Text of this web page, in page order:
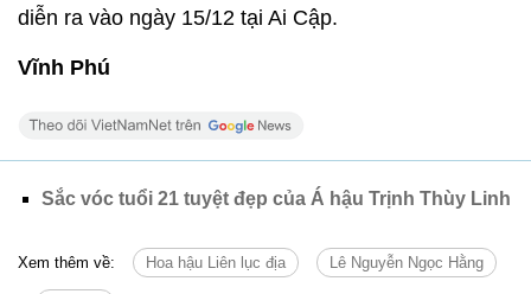
diễn ra vào ngày 15/12 tại Ai Cập.
Vĩnh Phú
Sắc vóc tuổi 21 tuyệt đẹp của Á hậu Trịnh Thùy Linh
Xem thêm về: Hoa hậu Liên lục địa Lê Nguyễn Ngọc Hằng